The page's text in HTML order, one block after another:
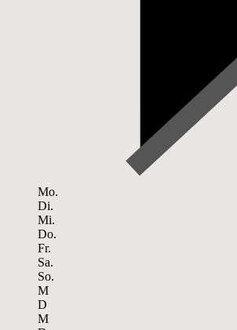
Mo.
Di.
Mi.
Do.
Fr.
Sa.
So.
M
D
M